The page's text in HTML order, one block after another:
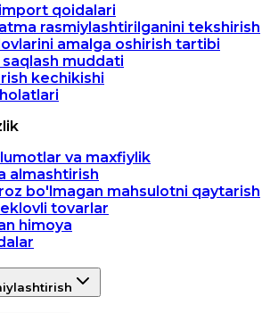
qoidalari
rasmiylashtirilganini tekshirish
amalga oshirish tartibi
muddati
kechikishi
va maxfiylik
almashtirish
bo'lmagan mahsulotni qaytarish
tovarlar
himoya